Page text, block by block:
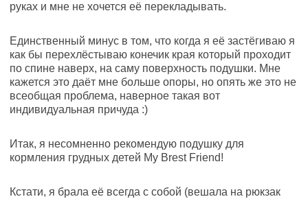
руках и мне не хочется её перекладывать.
Единственный минус в том, что когда я её застёгиваю я
как бы перехлёстываю конечик края который проходит
по спине наверх, на саму поверхность подушки. Мне
кажется это даёт мне больше опоры, но опять же это не
всеобщая проблема, наверное такая вот
индивидуальная причуда :)
Итак, я несомненно рекомендую подушку для
кормления грудных детей My Brest Friend!
Кстати, я брала её всегда с собой (вешала на рюкзак